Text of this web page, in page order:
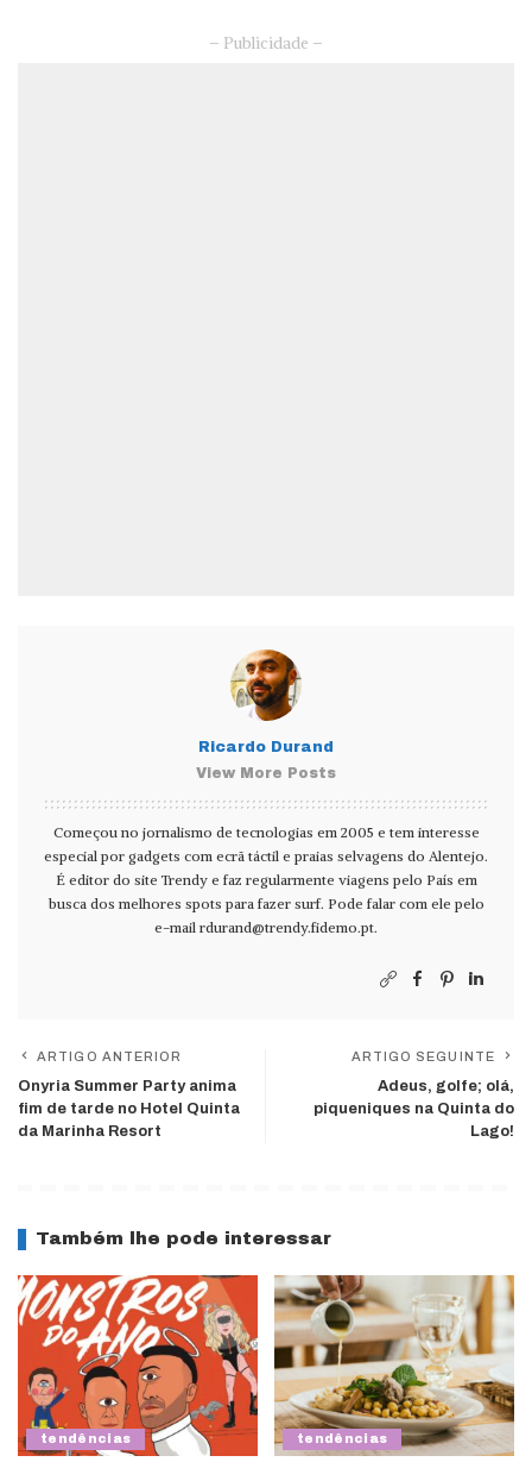
– Publicidade –
Ricardo Durand
View More Posts
Começou no jornalismo de tecnologias em 2005 e tem interesse
especial por gadgets com ecrã táctil e praias selvagens do Alentejo.
É editor do site Trendy e faz regularmente viagens pelo País em
busca dos melhores spots para fazer surf. Pode falar com ele pelo
e-mail rdurand@trendy.fidemo.pt.
ARTIGO ANTERIOR
Onyria Summer Party anima
fim de tarde no Hotel Quinta
da Marinha Resort
ARTIGO SEGUINTE
Adeus, golfe; olá,
piqueniques na Quinta do
Lago!
Também lhe pode interessar
tendências tendências